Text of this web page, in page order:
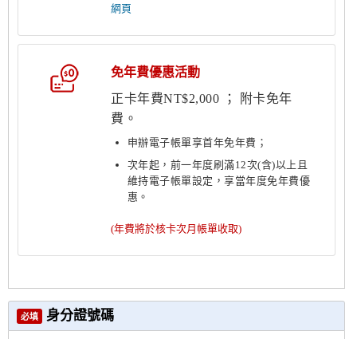
網頁
免年費優惠活動
正卡年費NT$2,000 ； 附卡免年
費。
申辦電子帳單享首年免年費；
次年起，前一年度刷滿12次(含)以上且
維持電子帳單設定，享當年度免年費優
惠。
(年費將於核卡次月帳單收取)
必填 身分證號碼